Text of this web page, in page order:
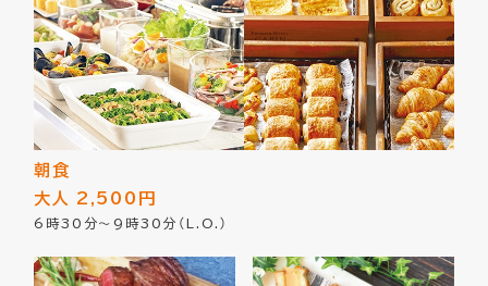
朝食
大人 2,500円
6時30分～9時30分（L.O.）